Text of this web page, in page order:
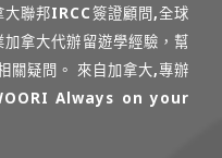
聯邦IRCC簽證顧問,全球
拿大代辦留遊學經驗，幫
關疑問。 來自加拿大,專辦
Always on your